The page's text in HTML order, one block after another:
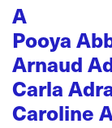
A
Pooya
Arnaud
Carla
Caroline